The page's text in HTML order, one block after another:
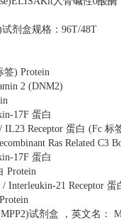
试剂盒规格： 96T/48T
签) Protein
2 (DNM2)
17F 蛋白
IL23 Receptor 蛋白 (Fc 标
Ras Related C3
17F 蛋白
Protein
Interleukin-21 Receptor 蛋
Protein
试剂盒 ，英文名：